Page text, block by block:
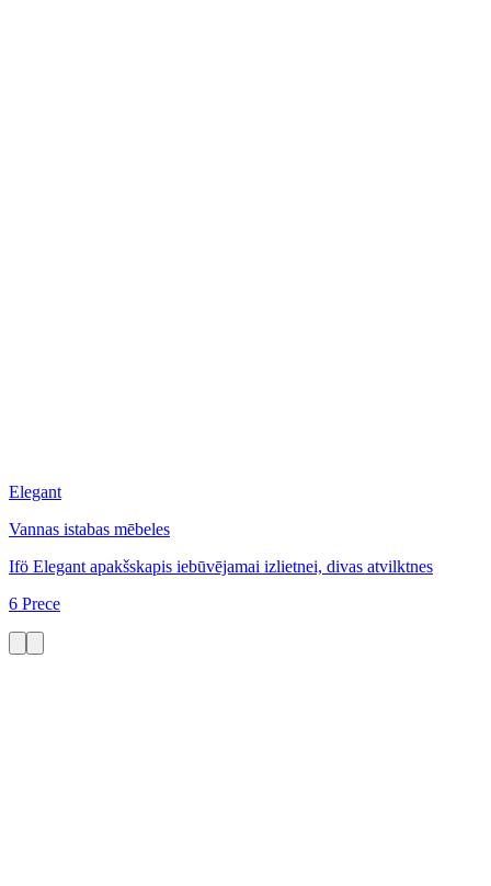
Elegant
Vannas istabas mēbeles
Ifö Elegant apakšskapis iebūvējamai izlietnei, divas atvilktnes
6 Prece